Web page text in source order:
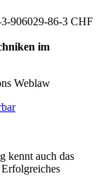
906029-86-3 CHF
im
Weblaw
kennt auch das